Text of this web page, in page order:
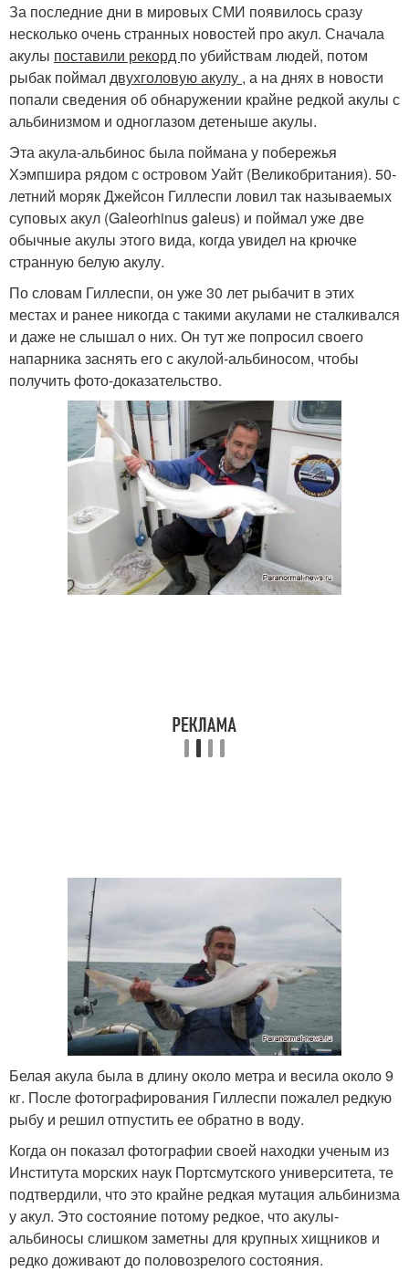
За последние дни в мировых СМИ появилось сразу
несколько очень странных новостей про акул. Сначала
акулы поставили рекорд по убийствам людей, потом
рыбак поймалдвухголовую акулу , а на днях в новости
попали сведения об обнаружении крайне редкой акулы с
альбинизмом и одноглазом детеныше акулы.
Эта акула-альбинос была поймана у побережья
Хэмпшира рядом с островом Уайт (Великобритания). 50-
летний моряк Джейсон Гиллеспи ловил так называемых
суповых акул (Galeorhinus galeus) и поймал уже две
обычные акулы этого вида, когда увидел на крючке
странную белую акулу.
По словам Гиллеспи, он уже 30 лет рыбачит в этих
местах и ранее никогда с такими акулами не сталкивался
и даже не слышал о них. Он тут же попросил своего
напарника заснять его с акулой-альбиносом, чтобы
получить фото-доказательство.
Белая акула была в длину около метра и весила около 9
кг. После фотографирования Гиллеспи пожалел редкую
рыбу и решил отпустить ее обратно в воду.
Когда он показал фотографии своей находки ученым из
Института морских наук Портсмутского университета, те
подтвердили, что это крайне редкая мутация альбинизма
у акул. Это состояние потому редкое, что акулы-
альбиносы слишком заметны для крупных хищников и
редко доживают до половозрелого состояния.